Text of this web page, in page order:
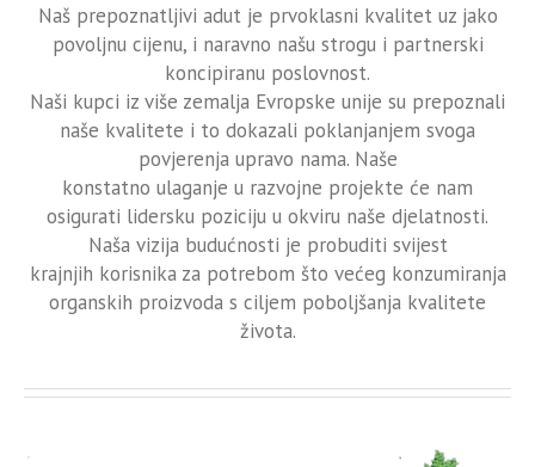
Naš prepoznatljivi adut je prvoklasni kvalitet uz jako
povoljnu cijenu, i naravno našu strogu i partnerski
koncipiranu poslovnost.
Naši kupci iz više zemalja Evropske unije su prepoznali
naše kvalitete i to dokazali poklanjanjem svoga
povjerenja upravo nama. Naše
konstatno ulaganje u razvojne projekte će nam
osigurati lidersku poziciju u okviru naše djelatnosti.
Naša vizija budućnosti je probuditi svijest
krajnjih korisnika za potrebom što većeg konzumiranja
organskih proizvoda s ciljem poboljšanja kvalitete
života.